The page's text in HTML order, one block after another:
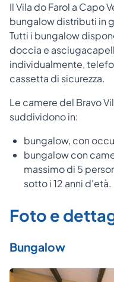
Il Vila do Farol a Capo
bungalow distributi in
Tutti i bungalow
doccia e
individualmente,
cassetta di sicurezza.
Le camere del Bravo
suddividono in:
bungalow, con
bungalow con
massimo di 5
sotto i 12 anni d'età.
Foto e
Bungalow